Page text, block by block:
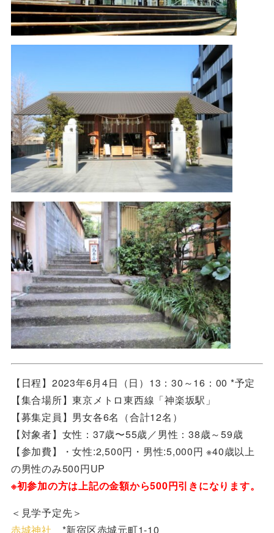
【日程】2023年6月4日（日）13：30～16：00 *予定
【集合場所】東京メトロ東西​線 ​「神楽坂​​駅」​
【募集定員】男女各6名（合計12名）
【対象者】女性：37歳〜55歳／男性：38歳～59歳
【参加費】・女性:2,500円・男性:5,000円 ※40歳以上
の男性のみ500円UP
※初参加の方は上記の金額から500円引きになります。
＜見学予定先＞
赤城神社 *新宿区赤城元町1-10